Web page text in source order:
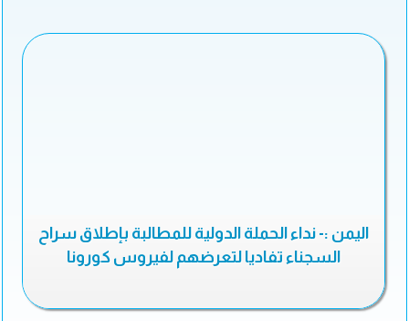
اليمن :- نداء الحملة الدولية للمطالبة بإطلاق سراح
السجناء تفاديا لتعرضهم لفيروس كورونا